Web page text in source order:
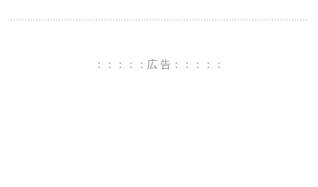
：：：：：広 告：：：：：